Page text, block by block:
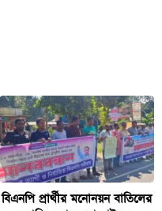
বিএনপি প্রার্থীর মনোনয়ন বাতিলের